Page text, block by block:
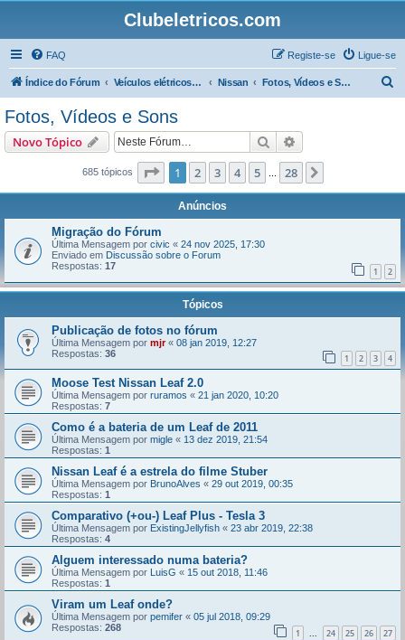
Clubeletricos.com
FAQ Ligue-se
Registe-se
Índice do Fórum Veículos elétricos e híbridos plug-in Nissan Fotos, Vídeos e Sons
Fotos, Vídeos e Sons
Novo Tópico Pesquisar
685 tópicos Página de 28
1 2 3 4 5 28
Anúncios
Migração do Fórum
Última Mensagem por civic « 24 nov 2025, 17:30
Enviado em Discussão sobre o Forum
Respostas: 17 1 2
Tópicos
Publicação de fotos no fórum
Última Mensagem por mjr« 08 jan 2019, 12:27
Respostas: 36 1 2 3 4
Moose Test Nissan Leaf 2.0
Última Mensagem por ruramos « 21 jan 2020, 10:20
Respostas: 7
Como é a bateria de um Leaf de 2011
Última Mensagem por migle « 13 dez 2019, 21:54
Respostas: 1
Nissan Leaf é a estrela do filme Stuber
Última Mensagem por BrunoAlves « 29 out 2019, 00:35
Respostas: 1
Comparativo (+ou-) Leaf Plus - Tesla 3
Última Mensagem por ExistingJellyfish « 23 abr 2019, 22:38
Respostas: 4
Alguem interessado numa bateria?
Última Mensagem por LuisG « 15 out 2018, 11:46
Respostas: 1
Viram um Leaf onde?
Última Mensagem por pemifer « 05 jul 2018, 09:29
Respostas: 268 1 ... 24 25 26 27